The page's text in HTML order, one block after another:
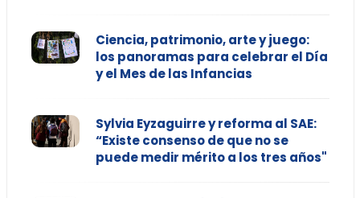
Ciencia, patrimonio, arte y juego:
los panoramas para celebrar el Día
y el Mes de las Infancias
Sylvia Eyzaguirre y reforma al SAE:
“Existe consenso de que no se
puede medir mérito a los tres años"